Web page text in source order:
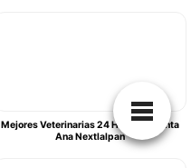
Mejores Veterinarias 24 Horas en Santa
Ana Nextlalpan